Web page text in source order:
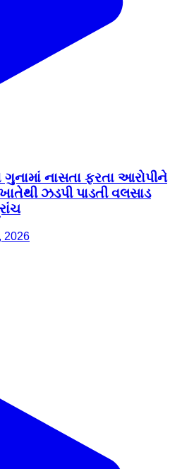
ગુનામાં નાસતા ફરતા આરોપીને
ઝડપી પાડતી વલસાડ
2026